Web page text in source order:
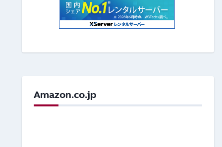
Amazon.co.jp